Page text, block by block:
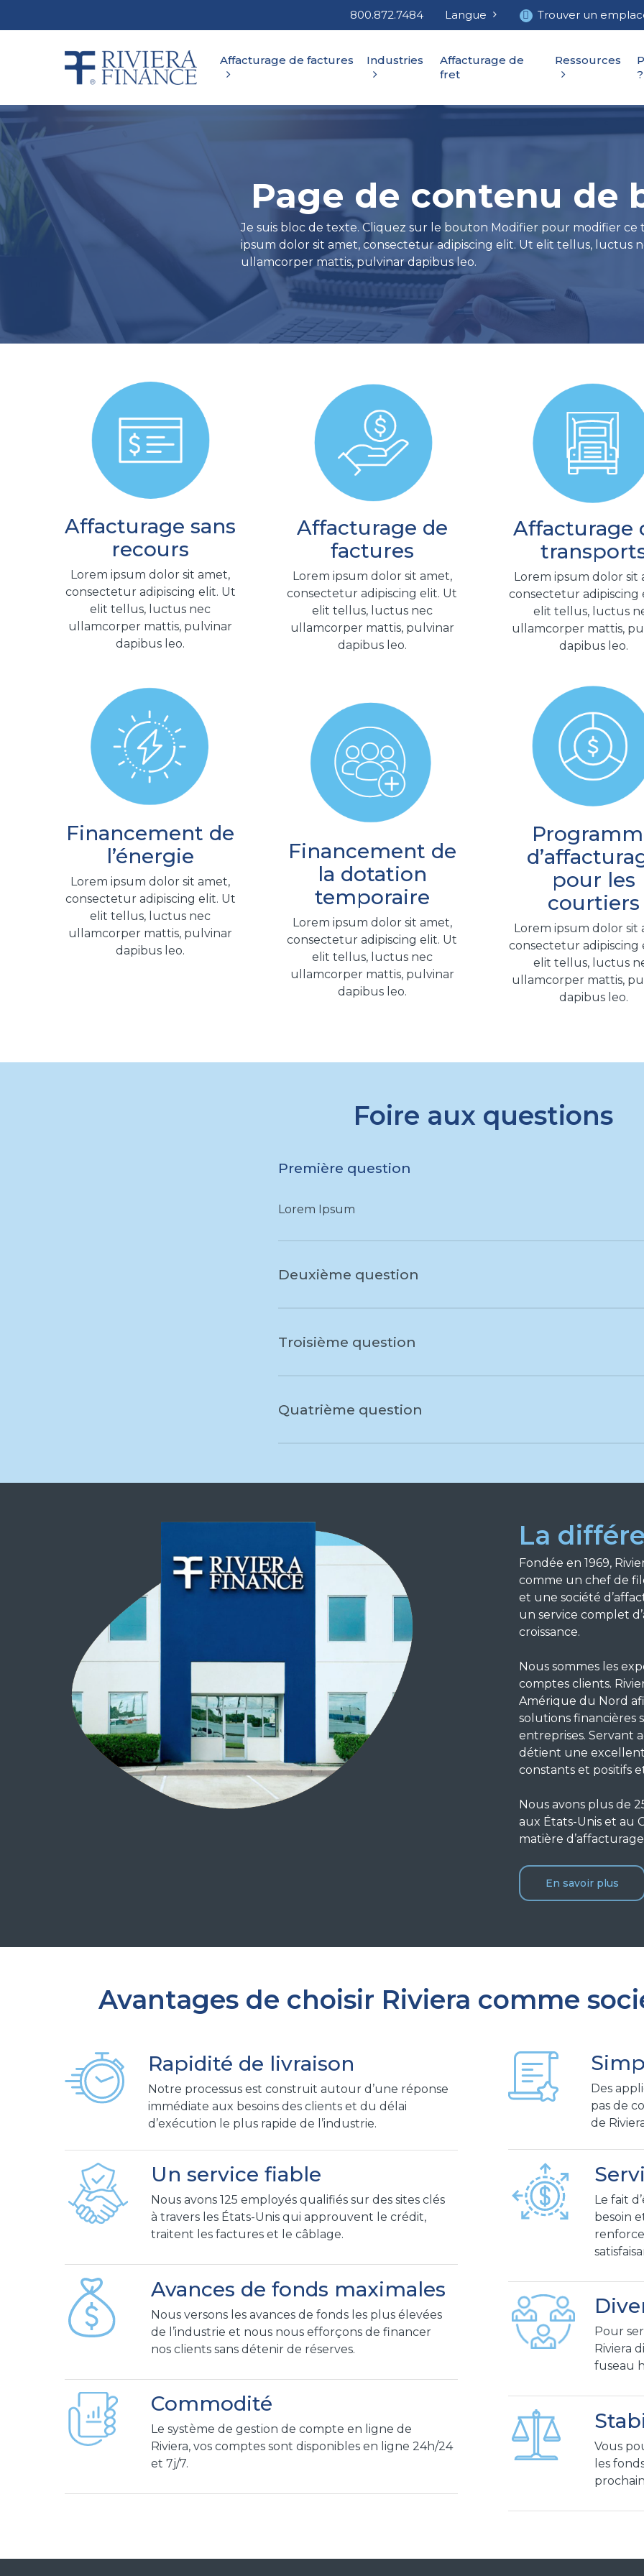
800.872.7484 Langue Trouver un
Affacturage de factures Industries
Affacturage de
fret
Ressources
?
Page de contenu de
Je suis bloc de texte. Cliquez sur le bouton Modifier pour modifier ce
ipsum dolor sit amet, consectetur adipiscing elit. Ut elit tellus, luctus
ullamcorper mattis, pulvinar dapibus leo.
Affacturage sans
recours
Lorem ipsum dolor sit amet,
consectetur adipiscing elit. Ut
elit tellus, luctus nec
ullamcorper mattis, pulvinar
dapibus leo.
Financement de
l’énergie
Lorem ipsum dolor sit amet,
consectetur adipiscing elit. Ut
elit tellus, luctus nec
ullamcorper mattis, pulvinar
dapibus leo.
Affacturage de
factures
Lorem ipsum dolor sit amet,
consectetur adipiscing elit. Ut
elit tellus, luctus nec
ullamcorper mattis, pulvinar
dapibus leo.
Financement de
la dotation
temporaire
Lorem ipsum dolor sit amet,
consectetur adipiscing elit. Ut
elit tellus, luctus nec
ullamcorper mattis, pulvinar
dapibus leo.
Affacturage
Lorem ipsum dolor sit
consectetur adipiscing
elit tellus, luctus
ullamcorper mattis,
dapibus leo.
pour les
courtiers
Lorem ipsum dolor sit
consectetur adipiscing
elit tellus, luctus
ullamcorper mattis,
dapibus leo.
Foire aux questions
Première question
Lorem Ipsum
Deuxième question
Troisième question
Quatrième question
La
Fondée en 1969,
comme un chef de
et une société
un service complet
croissance.
Nous sommes les
comptes clients.
Amérique du Nord
solutions financières
entreprises. Servant
détient une
constants et positifs
Nous avons plus de
aux États-Unis et au
matière
En savoir plus
Avantages de choisir Riviera comme
Rapidité de livraison
Notre processus est construit autour d’une réponse
immédiate aux besoins des clients et du délai
d’exécution le plus rapide de l’industrie.
Un service fiable
Nous avons 125 employés qualifiés sur des sites clés
à travers les États-Unis qui approuvent le crédit,
traitent les factures et le câblage.
Avances de fonds maximales
Nous versons les avances de fonds les plus élevées
de l’industrie et nous nous efforçons de financer
nos clients sans détenir de réserves.
Commodité
Le système de gestion de compte en ligne de
Riviera, vos comptes sont disponibles en ligne 24h/24
et 7j/7.
Des
pas de
de
Le fait
besoin
Pour
Riviera
fuseau
Vous
les